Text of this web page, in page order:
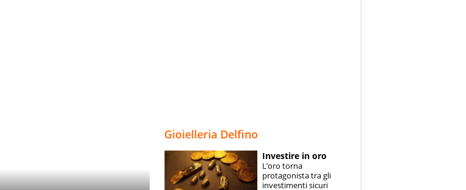
ESPERTI
Gioielleria Delfino
Investire in oro
L’oro torna
protagonista tra gli
investimenti sicuri